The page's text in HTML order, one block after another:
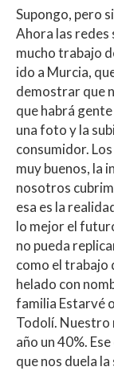
Supongo, pero
Ahora las redes
mucho trabajo
ido a Murcia,
demostrar que
que habrá
una foto y la
consumidor.
muy buenos, la
nosotros
esa es la
lo mejor el
no pueda
como el trabajo
helado con
familia Estarvé
Todolí. Nuestro
año un 40%.
que nos duela